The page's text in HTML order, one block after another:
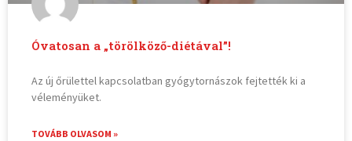
Óvatosan a „törölköző-diétával”!
Az új őrülettel kapcsolatban gyógytornászok fejtették ki a
véleményüket.
TOVÁBB OLVASOM »